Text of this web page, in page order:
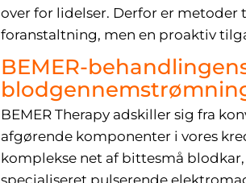
over for lidelser. Derfor er
foranstaltning, men en proaktiv
BEMER-
BEMER Therapy adskiller sig fra
afgørende komponenter i vores
komplekse net af bittesmå
specialiseret pulserende